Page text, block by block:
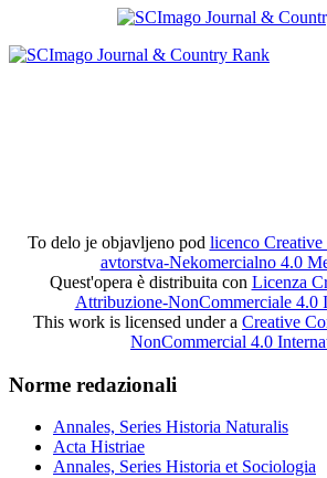
To delo je objavljeno pod licenco
avtorstva-Nekomercialno 4.0
Quest'opera è distribuita con Licenza
Attribuzione-NonCommerciale 4.0
This work is licensed under a Creative
NonCommercial 4.0
Norme redazionali
Annales, Series Historia Naturalis
Acta Histriae
Annales, Series Historia et Sociologia